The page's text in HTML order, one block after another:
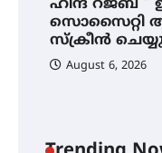
ഹിന്ദ് റജബ് ”
സൊസൈറ്റി
സ്‌ക്രീൻ
August 6, 2026
ഓഫ്